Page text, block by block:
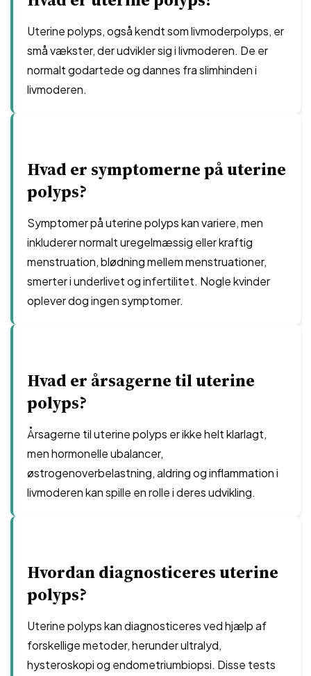
Uterine polyps, også kendt som livmoderpolyps, er
små vækster, der udvikler sig i livmoderen. De er
normalt godartede og dannes fra slimhinden i
livmoderen.
Hvad er symptomerne på uterine
polyps?
Symptomer på uterine polyps kan variere, men
inkluderer normalt uregelmæssig eller kraftig
menstruation, blødning mellem menstruationer,
smerter i underlivet og infertilitet. Nogle kvinder
oplever dog ingen symptomer.
Hvad er årsagerne til uterine
polyps?
Årsagerne til uterine polyps er ikke helt klarlagt,
men hormonelle ubalancer,
østrogenoverbelastning, aldring og inflammation i
livmoderen kan spille en rolle i deres udvikling.
Hvordan diagnosticeres uterine
polyps?
Uterine polyps kan diagnosticeres ved hjælp af
forskellige metoder, herunder ultralyd,
hysteroskopi og endometriumbiopsi. Disse tests